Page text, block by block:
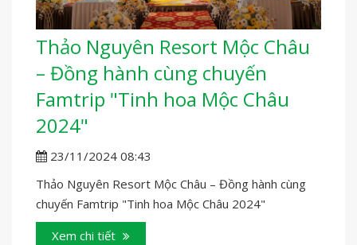
Thảo Nguyên Resort Mộc Châu
– Đồng hành cùng chuyến
Famtrip "Tinh hoa Mộc Châu
2024"
23/11/2024 08:43
Thảo Nguyên Resort Mộc Châu – Đồng hành cùng
chuyến Famtrip "Tinh hoa Mộc Châu 2024"
Xem chi tiết